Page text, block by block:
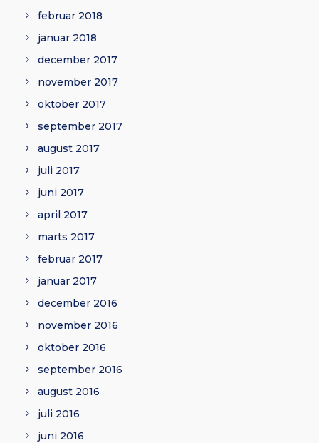
februar 2018
januar 2018
december 2017
november 2017
oktober 2017
september 2017
august 2017
juli 2017
juni 2017
april 2017
marts 2017
februar 2017
januar 2017
december 2016
november 2016
oktober 2016
september 2016
august 2016
juli 2016
juni 2016